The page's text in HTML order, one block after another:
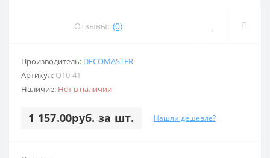
Отзывы: (0)
Производитель: DECOMASTER
Артикул: Q10-41
Наличие: Нет в наличии
1 157.00руб. за шт. Нашли дешевле?